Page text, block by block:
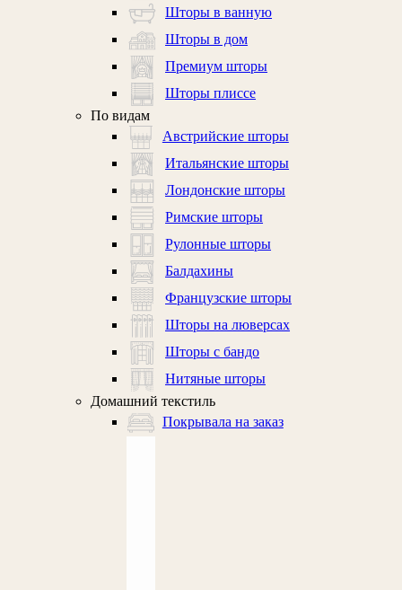
Шторы в ванную
Шторы в дом
Премиум шторы
Шторы плиссе
По видам
Австрийские шторы
Итальянские шторы
Лондонские шторы
Римские шторы
Рулонные шторы
Балдахины
Французские шторы
Шторы на люверсах
Шторы с бандо
Нитяные шторы
Домашний текстиль
Покрывала на заказ